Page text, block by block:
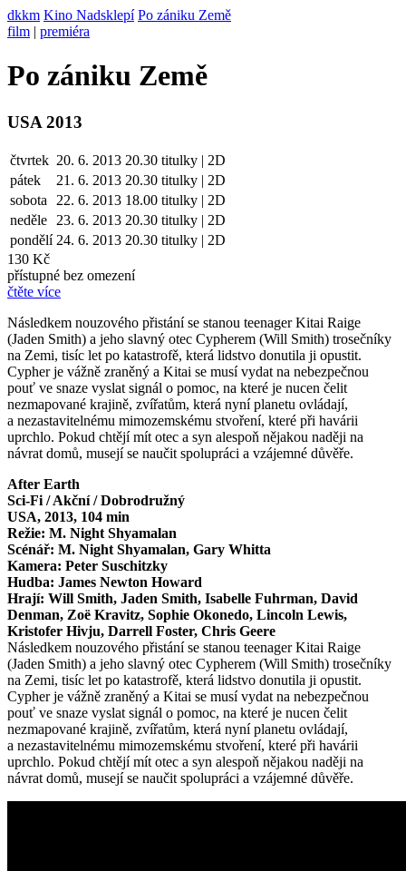
dkkm Kino Nadsklepí Po zániku Země
film | premiéra
Po zániku Země
USA 2013
čtvrtek 20. 6. 2013 20.30 titulky | 2D
pátek
21. 6. 2013 20.30 titulky | 2D
sobota
22. 6. 2013 18.00 titulky | 2D
neděle
23. 6. 2013 20.30 titulky | 2D
pondělí 24. 6. 2013 20.30 titulky | 2D
130 Kč
přístupné bez omezení
čtěte více
Následkem nouzového přistání se stanou teenager Kitai Raige
(Jaden Smith) a jeho slavný otec Cypherem (Will Smith) trosečníky
na Zemi, tisíc let po katastrofě, která lidstvo donutila ji opustit.
Cypher je vážně zraněný a Kitai se musí vydat na nebezpečnou
pouť ve snaze vyslat signál o pomoc, na které je nucen čelit
nezmapované krajině, zvířatům, která nyní planetu ovládají,
a nezastavitelnému mimozemskému stvoření, které při havárii
uprchlo. Pokud chtějí mít otec a syn alespoň nějakou naději na
návrat domů, musejí se naučit spolupráci a vzájemné důvěře.
After Earth
Sci-Fi / Akční / Dobrodružný
USA, 2013, 104 min
Režie: M. Night Shyamalan
Scénář: M. Night Shyamalan, Gary Whitta
Kamera: Peter Suschitzky
Hudba: James Newton Howard
Hrají: Will Smith, Jaden Smith, Isabelle Fuhrman, David
Denman, Zoë Kravitz, Sophie Okonedo, Lincoln Lewis,
Kristofer Hivju, Darrell Foster, Chris Geere
Následkem nouzového přistání se stanou teenager Kitai Raige
(Jaden Smith) a jeho slavný otec Cypherem (Will Smith) trosečníky
na Zemi, tisíc let po katastrofě, která lidstvo donutila ji opustit.
Cypher je vážně zraněný a Kitai se musí vydat na nebezpečnou
pouť ve snaze vyslat signál o pomoc, na které je nucen čelit
nezmapované krajině, zvířatům, která nyní planetu ovládají,
a nezastavitelnému mimozemskému stvoření, které při havárii
uprchlo. Pokud chtějí mít otec a syn alespoň nějakou naději na
návrat domů, musejí se naučit spolupráci a vzájemné důvěře.